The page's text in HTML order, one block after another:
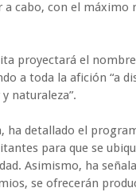
a cabo, con el máximo
proyectará el
a toda la afición “a
naturaleza”.
ha detallado el
para que se
Asimismo, ha
se ofrecerán